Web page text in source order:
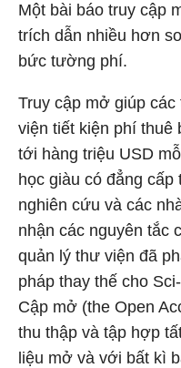
Một bài báo truy cập
trích dẫn nhiều hơn
bức tường phí.
Truy cập mở giúp
viện tiết kiện phí thuê
tới hàng triệu USD
học giàu có đẳng
nghiên cứu và các
nhận các nguyên tắc
quản lý thư viện đã
pháp thay thế cho
Cập mở (the Open
thu thập và tập hợp
liệu mở và với bất kì